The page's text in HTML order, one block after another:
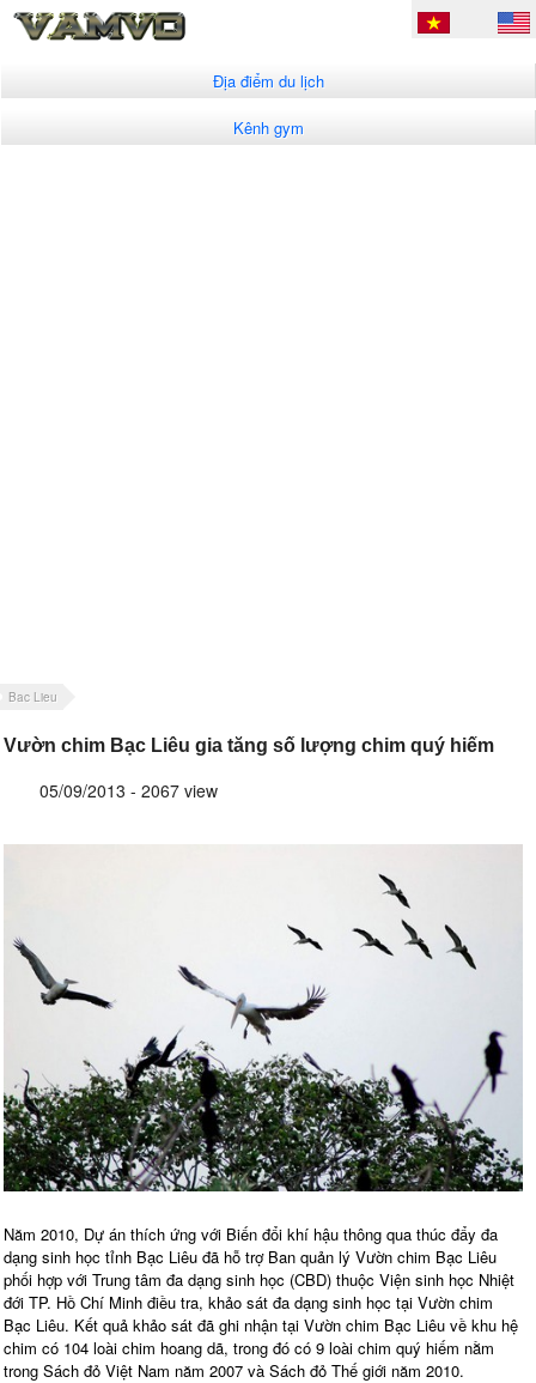
Địa điểm du lịch
Kênh gym
Bac Lieu
Vườn chim Bạc Liêu gia tăng số lượng chim quý hiếm
05/09/2013 - 2067 view
Năm 2010, Dự án thích ứng với Biến đổi khí hậu thông qua thúc đẩy đa
dạng sinh học tỉnh Bạc Liêu đã hỗ trợ Ban quản lý Vườn chim Bạc Liêu
phối hợp với Trung tâm đa dạng sinh học (CBD) thuộc Viện sinh học Nhiệt
đới TP. Hồ Chí Minh điều tra, khảo sát đa dạng sinh học tại Vườn chim
Bạc Liêu. Kết quả khảo sát đã ghi nhận tại Vườn chim Bạc Liêu về khu hệ
chim có 104 loài chim hoang dã, trong đó có 9 loài chim quý hiếm nằm
trong Sách đỏ Việt Nam năm 2007 và Sách đỏ Thế giới năm 2010.